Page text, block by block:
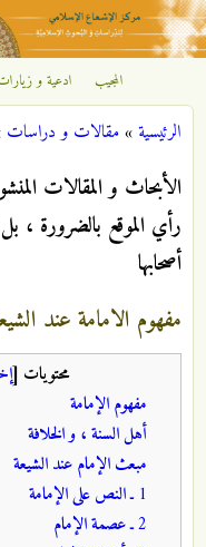
تجاوز إلى
مركز
الإشعاع
الإسلامي
المجيب ادعية و
أنت هنا
الرئيسية»مقالات و دراسات
الأبحاث و المقالات
رأي الموقع بالضرورة ،
أصحابها
مفهوم الامامة عند
محتويات [
مفهوم الإمامة
أهل السنة ، و الخلافة
مبعث الإمام عند الشيعة
1 ـ النص على الإمامة
2 ـ عصمة الإمام